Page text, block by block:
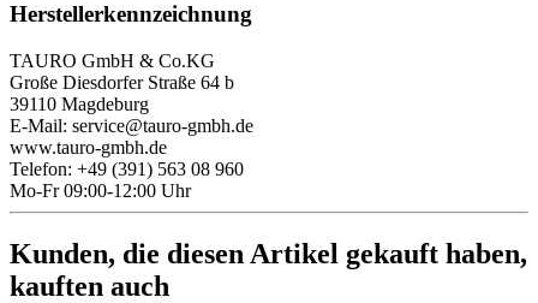
Herstellerkennzeichnung
TAURO GmbH & Co.KG
Große Diesdorfer Straße 64 b
39110 Magdeburg
E-Mail: service@tauro-gmbh.de
www.tauro-gmbh.de
Telefon: +49 (391) 563 08 960
Mo-Fr 09:00-12:00 Uhr
Kunden, die diesen Artikel gekauft haben,
kauften auch